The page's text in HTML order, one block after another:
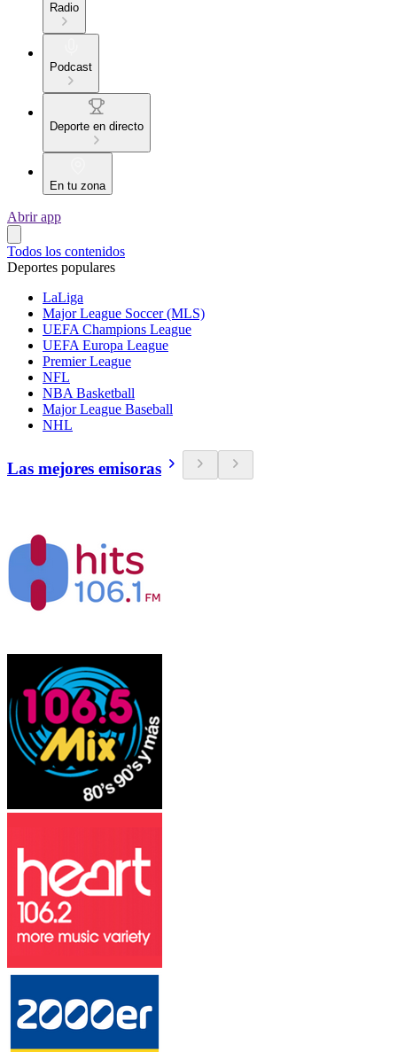
Radio
Podcast
Deporte en directo
En tu zona
Abrir app
Todos los contenidos
Deportes populares
LaLiga
Major League Soccer (MLS)
UEFA Champions League
UEFA Europa League
Premier League
NFL
NBA Basketball
Major League Baseball
NHL
Las mejores emisoras